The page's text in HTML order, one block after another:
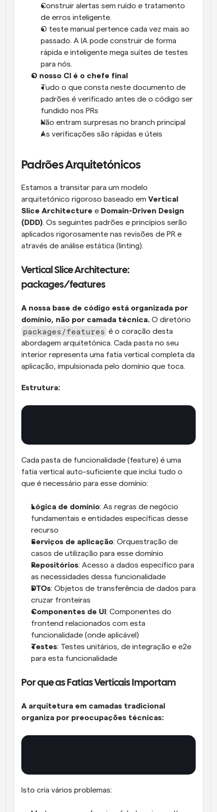
Construir alertas sem ruído e tratamento
de erros inteligente.
O teste manual pertence cada vez mais ao
passado. A IA pode construir de forma
rápida e inteligente mega suítes de testes
para nós.
O nosso CI é o chefe final
Tudo o que consta neste documento de
padrões é verificado antes de o código ser
fundido nos PRs
Não entram surpresas no branch principal
As verificações são rápidas e úteis
Padrões Arquitetónicos
Estamos a transitar para um modelo
arquitetónico rigoroso baseado em Vertical
Slice Architecture e Domain-Driven Design
(DDD). Os seguintes padrões e princípios serão
aplicados rigorosamente nas revisões de PR e
através de análise estática (linting).
Vertical Slice Architecture:
packages/features
A nossa base de código está organizada por
domínio, não por camada técnica.
packages/features é o coração desta
abordagem arquitetónica. Cada pasta no seu
interior representa uma fatia vertical completa da
aplicação, impulsionada pelo domínio que toca.
Estrutura:
Cada pasta de funcionalidade (feature) é uma
fatia vertical auto-suficiente que inclui tudo o
que é necessário para esse domínio:
Lógica de domínio: As regras de negócio
fundamentais e entidades específicas desse
recurso
Serviços de aplicação: Orquestração de
casos de utilização para esse domínio
Repositórios: Acesso a dados específico para
as necessidades dessa funcionalidade
DTOs: Objetos de transferência de dados para
cruzar fronteiras
Componentes de UI : Componentes do
frontend relacionados com esta
funcionalidade (onde aplicável)
Testes: Testes unitários, de integração e e2e
para esta funcionalidade
Por que as Fatias Verticais Importam
A arquitetura em camadas tradicional
organiza por preocupações técnicas:
Isto cria vários problemas: